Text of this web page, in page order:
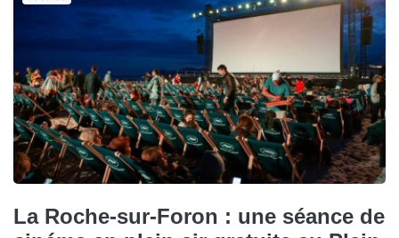
La Roche-sur-Foron : une séance de